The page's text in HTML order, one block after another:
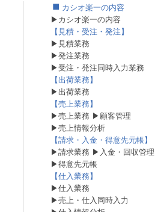
カシオ楽一の内容
▶カシオ楽一の内容
【見積・受注・発注】
▶見積業務
▶発注業務
▶受注・発注同時入力業務
【出荷業務】
▶出荷業務
【売上業務】
▶売上業務 ▶顧客管理
▶売上情報分析
【請求・入金・得意先元帳】
▶請求業務 ▶入金・回収管理
▶得意先元帳
【仕入業務】
▶仕入業務
▶売上・仕入同時入力